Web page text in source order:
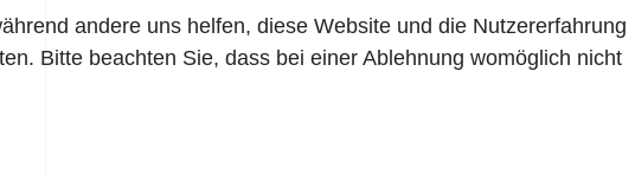
andere uns helfen, diese Website und die Nutzererfahrung
Bitte beachten Sie, dass bei einer Ablehnung womöglich nicht